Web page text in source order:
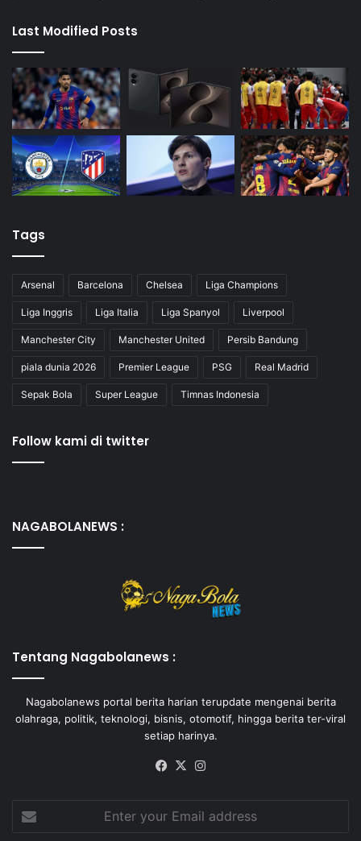
Last Modified Posts
Tags
Arsenal Barcelona Chelsea Liga Champions
Liga Inggris Liga Italia Liga Spanyol Liverpool
Manchester City Manchester United Persib Bandung
piala dunia 2026 Premier League PSG Real Madrid
Sepak Bola Super League Timnas Indonesia
Follow kami di twitter
NAGABOLANEWS :
Tentang Nagabolanews :
Nagabolanews portal berita harian terupdate mengenai berita
olahraga, politik, teknologi, bisnis, otomotif, hingga berita ter-viral
setiap harinya.
Facebook
X
Enter
your